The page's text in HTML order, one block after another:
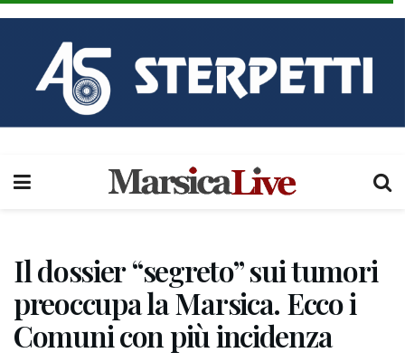
Il dossier “segreto” sui tumori
preoccupa la Marsica. Ecco i
Comuni con più incidenza